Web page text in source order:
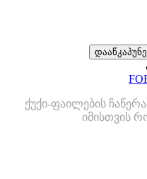
ქუქი-ფაილების
იმისთვის